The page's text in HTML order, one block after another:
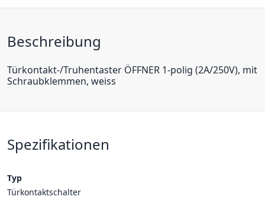
Beschreibung
Türkontakt-/Truhentaster ÖFFNER 1-polig (2A/250V), mit
Schraubklemmen, weiss
Spezifikationen
Typ
Türkontaktschalter